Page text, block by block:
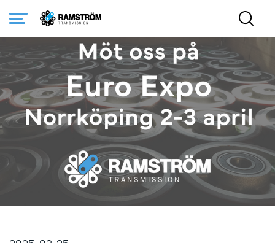
Startsida Träffa oss på industrimässa i Norrköping